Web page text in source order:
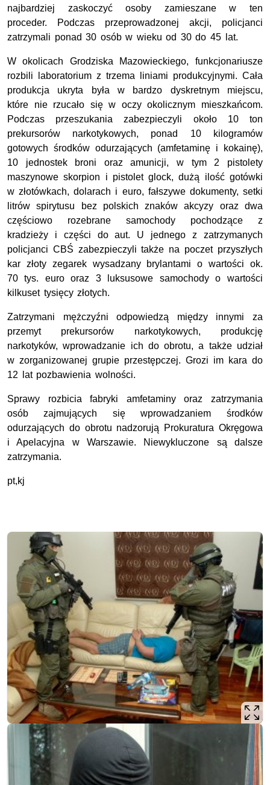
najbardziej zaskoczyć osoby zamieszane w ten
proceder. Podczas przeprowadzonej akcji, policjanci
zatrzymali ponad 30 osób w wieku od 30 do 45 lat.
W okolicach Grodziska Mazowieckiego, funkcjonariusze
rozbili laboratorium z trzema liniami produkcyjnymi. Cała
produkcja ukryta była w bardzo dyskretnym miejscu,
które nie rzucało się w oczy okolicznym mieszkańcom.
Podczas przeszukania zabezpieczyli około 10 ton
prekursorów narkotykowych, ponad 10 kilogramów
gotowych środków odurzających (amfetaminę i kokainę),
10 jednostek broni oraz amunicji, w tym 2 pistolety
maszynowe skorpion i pistolet glock, dużą ilość gotówki
w złotówkach, dolarach i euro, fałszywe dokumenty, setki
litrów spirytusu bez polskich znaków akcyzy oraz dwa
częściowo rozebrane samochody pochodzące z
kradzieży i części do aut. U jednego z zatrzymanych
policjanci CBŚ zabezpieczyli także na poczet przyszłych
kar złoty zegarek wysadzany brylantami o wartości ok.
70 tys. euro oraz 3 luksusowe samochody o wartości
kilkuset tysięcy złotych.
Zatrzymani mężczyźni odpowiedzą między innymi za
przemyt prekursorów narkotykowych, produkcję
narkotyków, wprowadzanie ich do obrotu, a także udział
w zorganizowanej grupie przestępczej. Grozi im kara do
12 lat pozbawienia wolności.
Sprawy rozbicia fabryki amfetaminy oraz zatrzymania
osób zajmujących się wprowadzaniem środków
odurzających do obrotu nadzorują Prokuratura Okręgowa
i Apelacyjna w Warszawie. Niewykluczone są dalsze
zatrzymania.
pt,kj